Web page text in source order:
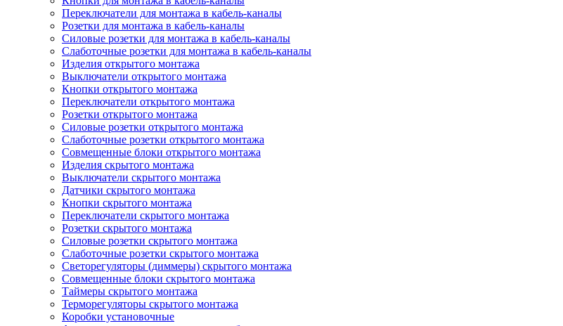
Переключатели для монтажа в кабель-каналы
Розетки для монтажа в кабель-каналы
Силовые розетки для монтажа в кабель-каналы
Слаботочные розетки для монтажа в кабель-каналы
Изделия открытого монтажа
Выключатели открытого монтажа
Кнопки открытого монтажа
Переключатели открытого монтажа
Розетки открытого монтажа
Силовые розетки открытого монтажа
Слаботочные розетки открытого монтажа
Совмещенные блоки открытого монтажа
Изделия скрытого монтажа
Выключатели скрытого монтажа
Датчики скрытого монтажа
Кнопки скрытого монтажа
Переключатели скрытого монтажа
Розетки скрытого монтажа
Силовые розетки скрытого монтажа
Слаботочные розетки скрытого монтажа
Светорегуляторы (диммеры) скрытого монтажа
Совмещенные блоки скрытого монтажа
Таймеры скрытого монтажа
Терморегуляторы скрытого монтажа
Коробки установочные